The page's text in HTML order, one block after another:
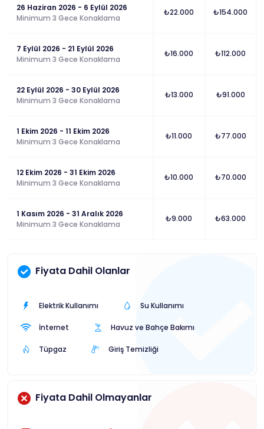
26 Haziran 2026 - 6 Eylül 2026
Minimum 3 Gece Konaklama
₺22.000 ₺154.000
7 Eylül 2026 - 21 Eylül 2026
Minimum 3 Gece Konaklama
₺16.000 ₺112.000
22 Eylül 2026 - 30 Eylül 2026
Minimum 3 Gece Konaklama
₺13.000 ₺91.000
1 Ekim 2026 - 11 Ekim 2026
Minimum 3 Gece Konaklama
₺11.000 ₺77.000
12 Ekim 2026 - 31 Ekim 2026
Minimum 3 Gece Konaklama
₺10.000 ₺70.000
1 Kasım 2026 - 31 Aralık 2026
Minimum 3 Gece Konaklama
₺9.000 ₺63.000
Fiyata Dahil Olanlar
Elektrik Kullanımı Su Kullanımı
İnternet Havuz ve Bahçe Bakımı
Tüpgaz Giriş Temizliği
Fiyata Dahil Olmayanlar